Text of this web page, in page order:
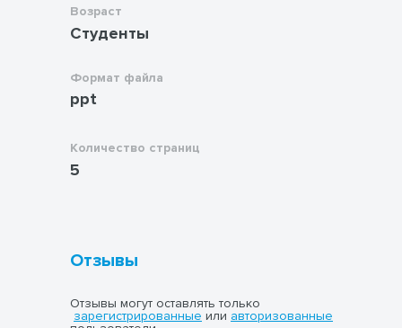
Возраст
Студенты
Формат файла
ppt
Количество страниц
5
Отзывы
Отзывы могут оставлять только
зарегистрированные или авторизованные